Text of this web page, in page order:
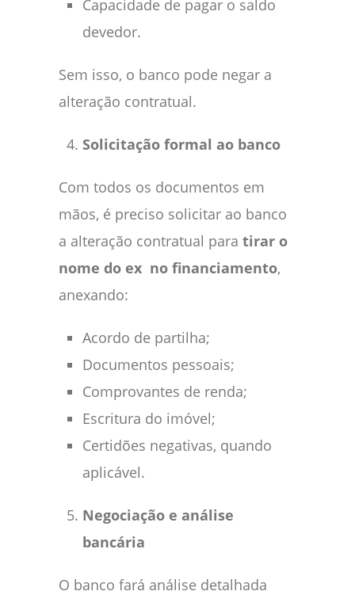
Capacidade de pagar o saldo
devedor.
Sem isso, o banco pode negar a
alteração contratual.
Solicitação formal ao banco
Com todos os documentos em
mãos, é preciso solicitar ao banco
a alteração contratual para tirar o
nome do ex no financiamento,
anexando:
Acordo de partilha;
Documentos pessoais;
Comprovantes de renda;
Escritura do imóvel;
Certidões negativas, quando
aplicável.
Negociação e análise
bancária
O banco fará análise detalhada